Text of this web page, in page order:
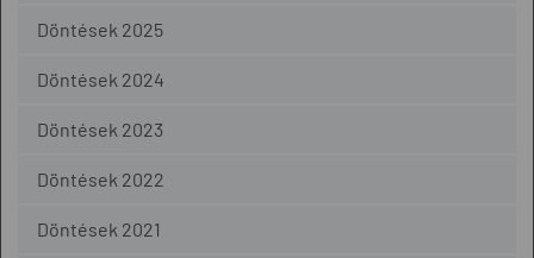
Döntések 2025
Döntések 2024
Döntések 2023
Döntések 2022
Döntések 2021